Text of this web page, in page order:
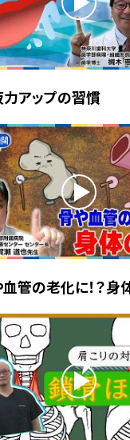
アップの習慣
管の老化に！？身